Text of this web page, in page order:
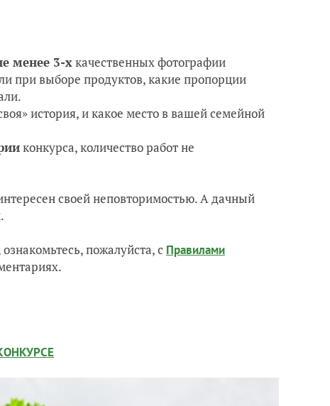
менее 3-хкачественных фотографии
при выборе продуктов, какие пропорции
история, и какое место в вашей семейной
конкурса, количество работ не
своей неповторимостью. А дачный
пожалуйста, с Правилами